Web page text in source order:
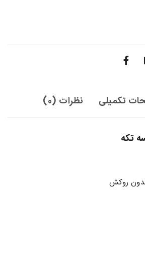
تکمیلی نظرات (0)
تکه
روکش